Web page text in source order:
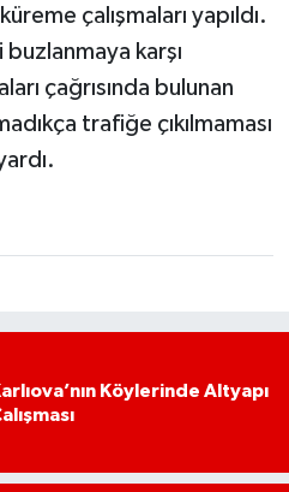
çalışmaları yapıldı.
karşı
çağrısında bulunan
trafiğe çıkılmaması
Köylerinde Altyapı